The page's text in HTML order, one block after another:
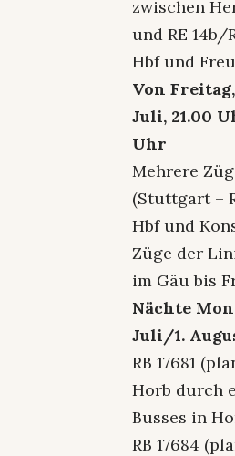
zwischen
und RE
Hbf und
Von Freitag,
Juli, 21.00
Uhr
Mehrere
(Stuttgart –
Hbf und
Züge der
im Gäu bis
Nächte
Juli/1.
RB 17681
Horb durch
Busses in
RB 17684